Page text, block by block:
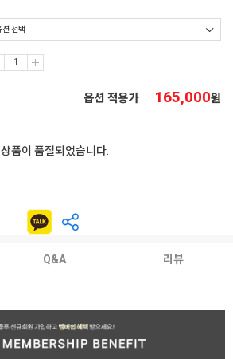
옵션 적용가 165,000원
상품이 품절되었습니다.
Q&A 리뷰